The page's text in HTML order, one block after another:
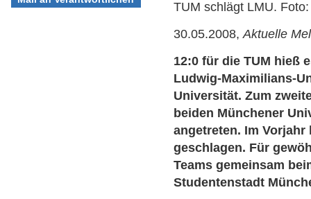
TUM schlägt LMU.
30.05.2008,Aktuelle
12:0 für die TUM hieß
Ludwig-Maximilians-
Universität. Zum
beiden Münchener
angetreten. Im Vorjahr
geschlagen. Für
Teams gemeinsam
Studentenstadt